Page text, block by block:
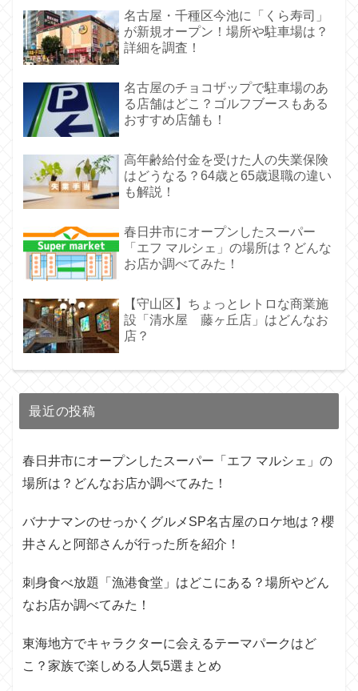
名古屋・千種区今池に「くら寿司」
が新規オープン！場所や駐車場は？
詳細を調査！
名古屋のチョコザップで駐車場のあ
る店舗はどこ？ゴルフブースもある
おすすめ店舗も！
高年齢給付金を受けた人の失業保険
はどうなる？64歳と65歳退職の違い
も解説！
春日井市にオープンしたスーパー
「エフ マルシェ」の場所は？どんな
お店か調べてみた！
【守山区】ちょっとレトロな商業施
設「清水屋 藤ヶ丘店」はどんなお
店？
最近の投稿
春日井市にオープンしたスーパー「エフ マルシェ」の
場所は？どんなお店か調べてみた！
バナナマンのせっかくグルメSP名古屋のロケ地は？櫻
井さんと阿部さんが行った所を紹介！
刺身食べ放題「漁港食堂」はどこにある？場所やどん
なお店か調べてみた！
東海地方でキャラクターに会えるテーマパークはど
こ？家族で楽しめる人気5選まとめ